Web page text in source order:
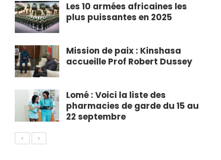
Les 10 armées africaines les
plus puissantes en 2025
Mission de paix : Kinshasa
accueille Prof Robert Dussey
Lomé : Voici la liste des
pharmacies de garde du 15 au
22 septembre